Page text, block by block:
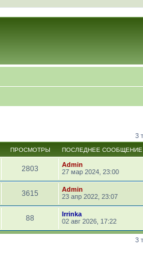
3
ПРОСМОТРЫ ПОСЛЕДНЕЕ СООБЩЕНИЕ
2803
Admin
27 мар 2024, 23:00
3615
Admin
23 апр 2022, 23:07
88
Irrinka
02 авг 2026, 17:22
3